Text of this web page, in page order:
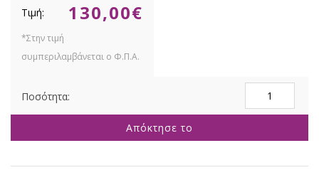
130,00€
SLIM
240EK
Απόκτησε το